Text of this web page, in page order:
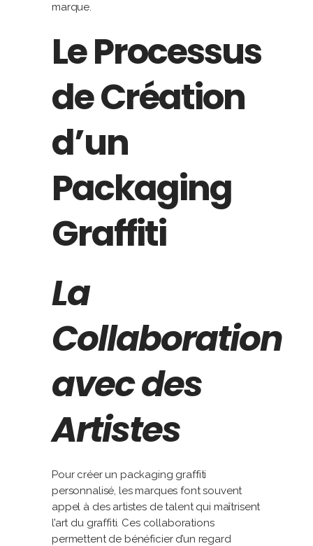
marque.
Le Processus
de Création
d’un
Packaging
Graffiti
La
Collaboration
avec des
Artistes
Pour créer un packaging graffiti
personnalisé, les marques font souvent
appel à des artistes de talent qui maîtrisent
l’art du graffiti. Ces collaborations
permettent de bénéficier d’un regard